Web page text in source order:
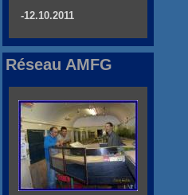
-12.10.2011
Réseau AMFG